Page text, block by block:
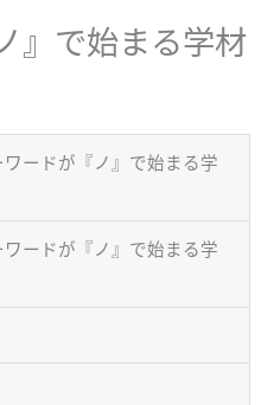
』で始まる学材
ワードが『ノ』で始まる学
ワードが『ノ』で始まる学